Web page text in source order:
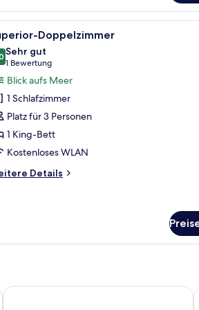
Bett, einem Nachttisch, einem Fenster
Superior-
1 Doppelzimmer
von 10
Sehr gut
1 Bewertung
(1
Bewertung)
Blick aufs Meer
1 Schlafzimmer
Platz für 3 Personen
1 King-Bett
Kostenloses WLAN
Details
Comfort Hotel Sello